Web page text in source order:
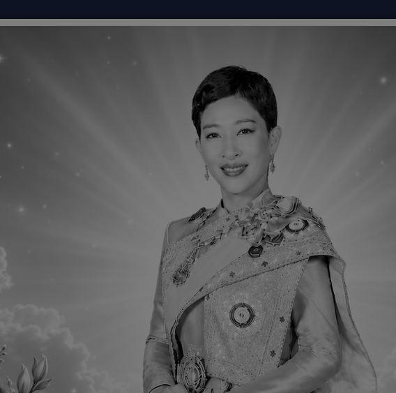
โครงสร้างและอำนาจหน้าที่ ข่าวประชาสัมพันธ์ ข่าวจัดซื้อจัดจ้าง
ร้องเรียนการทุจริตและประพฤติมิชอบ E-Service ลงนามถวายพระพร